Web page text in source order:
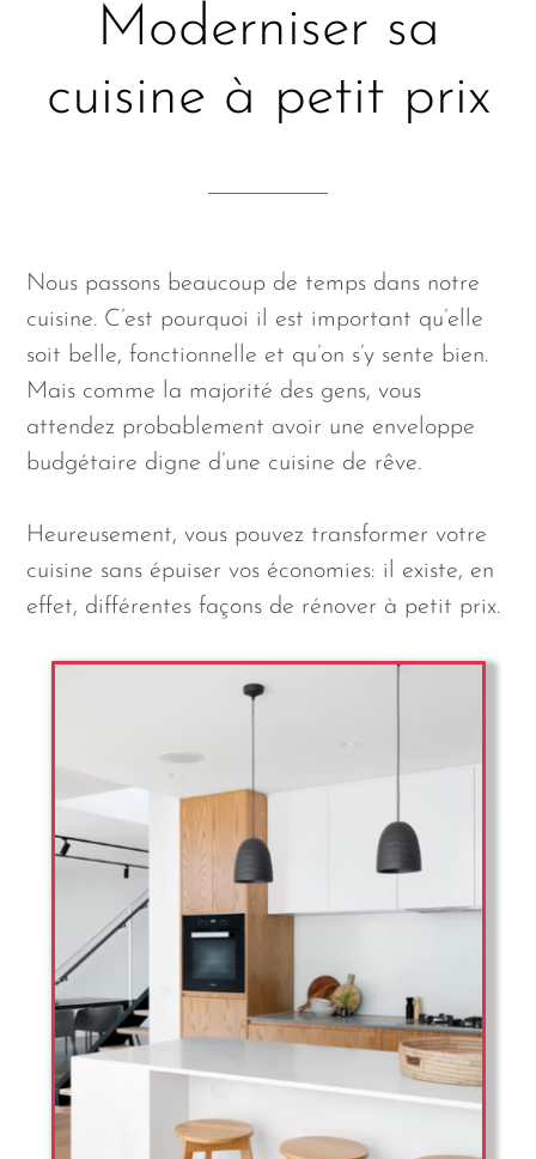
Moderniser sa
cuisine à petit prix
Nous passons beaucoup de temps dans notre
cuisine. C’est pourquoi il est important qu’elle
soit belle, fonctionnelle et qu’on s’y sente bien.
Mais comme la majorité des gens, vous
attendez probablement avoir une enveloppe
budgétaire digne d’une cuisine de rêve.
Heureusement, vous pouvez transformer votre
cuisine sans épuiser vos économies: il existe, en
effet, différentes façons de rénover à petit prix.